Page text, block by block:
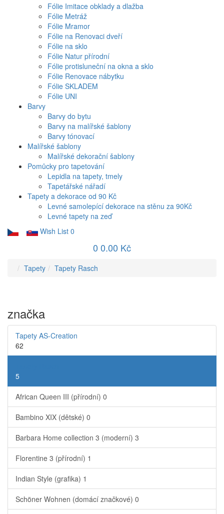
Fólie Imitace obklady a dlažba
Fólie Metráž
Fólie Mramor
Fólie na Renovaci dveří
Fólie na sklo
Fólie Natur přírodní
Fólie protisluneční na okna a sklo
Fólie Renovace nábytku
Fólie SKLADEM
Fólie UNI
Barvy
Barvy do bytu
Barvy na malířské šablony
Barvy tónovací
Malířské šablony
Malířské dekorační šablony
Pomůcky pro tapetování
Lepidla na tapety, tmely
Tapetářské nářadí
Tapety a dekorace od 90 Kč
Levné samolepící dekorace na stěnu za 90Kč
Levné tapety na zeď
Wish List 0
0 0.00 Kč
Tapety Tapety Rasch
značka
Tapety AS-Creation
62
5
African Queen III (přírodní) 0
Bambino XIX (dětské) 0
Barbara Home collection 3 (moderní) 3
Florentine 3 (přírodní) 1
Indian Style (grafika) 1
Schöner Wohnen (domácí značkové) 0